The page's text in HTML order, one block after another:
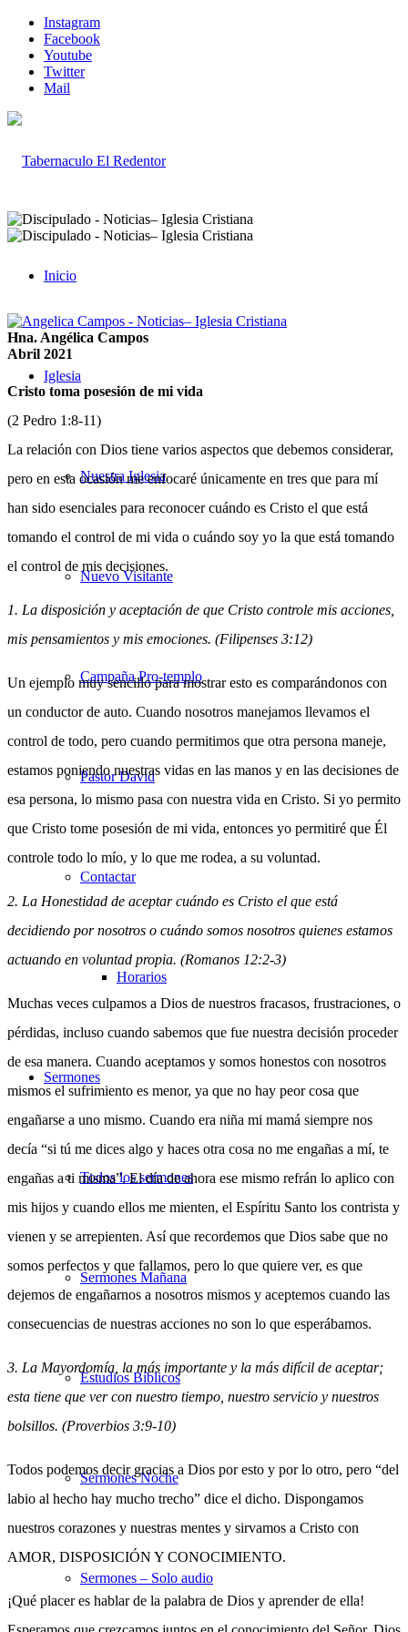
Instagram
Facebook
Youtube
Twitter
Mail
Inicio
Iglesia
Nuestra Iglesia
Nuevo Visitante
Campaña Pro-templo
Pastor David
Contactar
Horarios
Sermones
Todos los sermones
Sermones Mañana
Estudios Bíblicos
Sermones Noche
Sermones – Solo audio
Hna. Angélica Campos
Abril 2021
Cristo toma posesión de mi vida
(2 Pedro 1:8-11)
La relación con Dios tiene varios aspectos que debemos considerar,
pero en esta ocasión me enfocaré únicamente en tres que para mí
han sido esenciales para reconocer cuándo es Cristo el que está
tomando el control de mi vida o cuándo soy yo la que está tomando
el control de mis decisiones.
1. La disposición y aceptación de que Cristo controle mis acciones,
mis pensamientos y mis emociones. (Filipenses 3:12)
Un ejemplo muy sencillo para mostrar esto es comparándonos con
un conductor de auto. Cuando nosotros manejamos llevamos el
control de todo, pero cuando permitimos que otra persona maneje,
estamos poniendo nuestras vidas en las manos y en las decisiones de
esa persona, lo mismo pasa con nuestra vida en Cristo. Si yo permito
que Cristo tome posesión de mi vida, entonces yo permitiré que Él
controle todo lo mío, y lo que me rodea, a su voluntad.
2. La Honestidad de aceptar cuándo es Cristo el que está
decidiendo por nosotros o cuándo somos nosotros quienes estamos
actuando en voluntad propia. (Romanos 12:2-3)
Muchas veces culpamos a Dios de nuestros fracasos, frustraciones, o
pérdidas, incluso cuando sabemos que fue nuestra decisión proceder
de esa manera. Cuando aceptamos y somos honestos con nosotros
mismos el sufrimiento es menor, ya que no hay peor cosa que
engañarse a uno mismo. Cuando era niña mi mamá siempre nos
decía “si tú me dices algo y haces otra cosa no me engañas a mí, te
engañas a ti misma”. El día de ahora ese mismo refrán lo aplico con
mis hijos y cuando ellos me mienten, el Espíritu Santo los contrista y
vienen y se arrepienten. Así que recordemos que Dios sabe que no
somos perfectos y que fallamos, pero lo que quiere ver, es que
dejemos de engañarnos a nosotros mismos y aceptemos cuando las
consecuencias de nuestras acciones no son lo que esperábamos.
3. La Mayordomía, la más importante y la más difícil de aceptar;
esta tiene que ver con nuestro tiempo, nuestro servicio y nuestros
bolsillos. (Proverbios 3:9-10)
Todos podemos decir gracias a Dios por esto y por lo otro, pero “del
labio al hecho hay mucho trecho” dice el dicho. Dispongamos
nuestros corazones y nuestras mentes y sirvamos a Cristo con
AMOR, DISPOSICIÓN Y CONOCIMIENTO.
¡Qué placer es hablar de la palabra de Dios y aprender de ella!